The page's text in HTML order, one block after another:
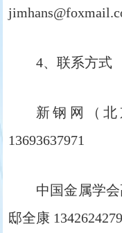
4、联系方式
新钢网（
13693637971
中国金属学
邸全康